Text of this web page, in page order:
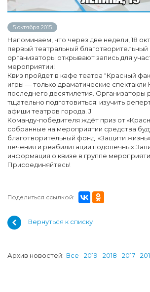
5 октября 2015
Напоминаем, что через две недели, 18
первый театральный благотворительный
организаторы открывают запись для
мероприятии!
Квиз пройдет в кафе театра "Красный
игры — только драматические
последнего десятилетия. Организаторы
тщательно подготовиться: изучить
афиши театров города. J
Команду-победителя ждёт приз от
собранные на мероприятии средства
благотворительный фонд «Защити
лечения и реабилитации
информация о квизе в группе
Присоединяйтесь!
Поделиться ссылкой:
Вернуться к списку
Архив новостей: Все 2019 2018 2017